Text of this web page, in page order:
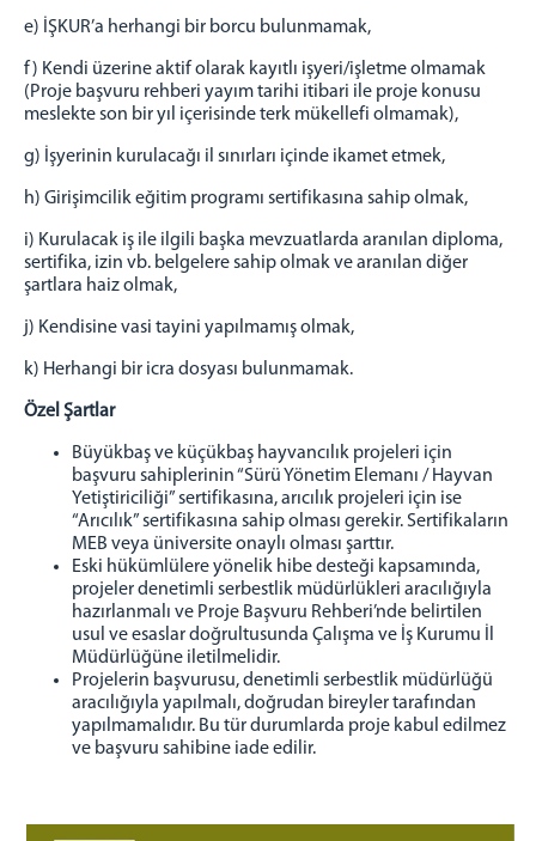
e) İŞKUR’a herhangi bir borcu bulunmamak,
f) Kendi üzerine aktif olarak kayıtlı işyeri/işletme olmamak
(Proje başvuru rehberi yayım tarihi itibari ile proje konusu
meslekte son bir yıl içerisinde terk mükellefi olmamak),
g) İşyerinin kurulacağı il sınırları içinde ikamet etmek,
h) Girişimcilik eğitim programı sertifikasına sahip olmak,
i) Kurulacak iş ile ilgili başka mevzuatlarda aranılan diploma,
sertifika, izin vb. belgelere sahip olmak ve aranılan diğer
şartlara haiz olmak,
j) Kendisine vasi tayini yapılmamış olmak,
k) Herhangi bir icra dosyası bulunmamak.
Özel Şartlar
Büyükbaş ve küçükbaş hayvancılık projeleri için
başvuru sahiplerinin “Sürü Yönetim Elemanı / Hayvan
Yetiştiriciliği” sertifikasına, arıcılık projeleri için ise
“Arıcılık” sertifikasına sahip olması gerekir. Sertifikaların
MEB veya üniversite onaylı olması şarttır.
Eski hükümlülere yönelik hibe desteği kapsamında,
projeler denetimli serbestlik müdürlükleri aracılığıyla
hazırlanmalı ve Proje Başvuru Rehberi’nde belirtilen
usul ve esaslar doğrultusunda Çalışma ve İş Kurumu İl
Müdürlüğüne iletilmelidir.
Projelerin başvurusu, denetimli serbestlik müdürlüğü
aracılığıyla yapılmalı, doğrudan bireyler tarafından
yapılmamalıdır. Bu tür durumlarda proje kabul edilmez
ve başvuru sahibine iade edilir.